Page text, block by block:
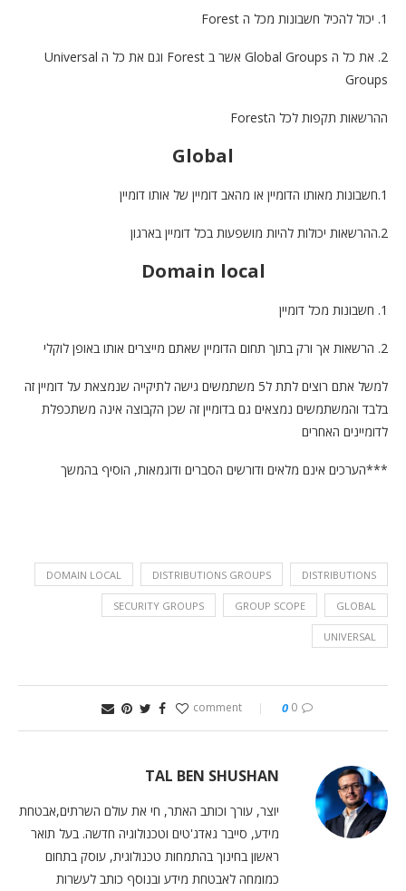
1. יכול להכיל חשבונות מכל ה Forest
2. את כל ה Global Groups אשר ב Forest וגם את כל ה Universal
Groups
ההרשאות תקפות לכל הForest
Global
1.חשבונות מאותו הדומיין או מהאב דומיין של אותו דומיין
2.ההרשאות יכולות להיות מושפעות בכל דומיין בארגון
Domain local
1. חשבונות מכל דומיין
2. הרשאות אך ורק בתוך תחום הדומיין שאתם מייצרים אותו באופן לוקלי
למשל אתם רוצים לתת ל5 משתמשים גישה לתיקייה שנמצאת על דומיין זה
בלבד והמשתמשים נמצאים גם בדומיין זה שכן הקבוצה אינה משתכפלת
לדומיינים האחרים
***הערכים אינם מלאים ודורשים הסברים ודוגמאות, הוסיף בהמשך
DISTRIBUTIONS
DISTRIBUTIONS GROUPS
DOMAIN LOCAL
GLOBAL
GROUP SCOPE
SECURITY GROUPS
UNIVERSAL
0 comment
0
TAL BEN SHUSHAN
יוצר, עורך וכותב האתר, חי את עולם השרתים,אבטחת
מידע, סייבר גאדג'טים וטכנולוגיה חדשה. בעל תואר
ראשון בחינוך בהתמחות טכנולוגית, עוסק בתחום
כמומחה לאבטחת מידע ובנוסף כותב לעשרות